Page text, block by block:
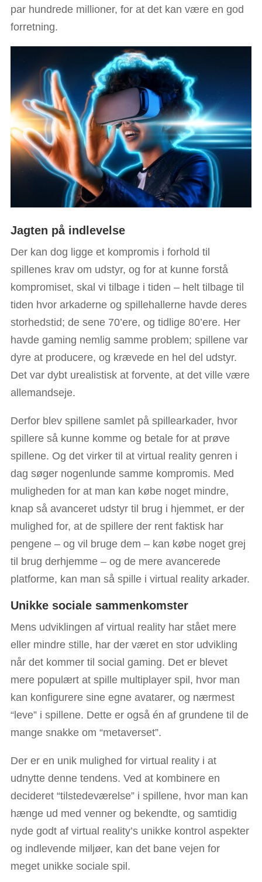
par hundrede millioner, for at det kan være en god
forretning.
Jagten på indlevelse
Der kan dog ligge et kompromis i forhold til
spillenes krav om udstyr, og for at kunne forstå
kompromiset, skal vi tilbage i tiden – helt tilbage til
tiden hvor arkaderne og spillehallerne havde deres
storhedstid; de sene 70’ere, og tidlige 80’ere. Her
havde gaming nemlig samme problem; spillene var
dyre at producere, og krævede en hel del udstyr.
Det var dybt urealistisk at forvente, at det ville være
allemandseje.
Derfor blev spillene samlet på spillearkader, hvor
spillere så kunne komme og betale for at prøve
spillene. Og det virker til at virtual reality genren i
dag søger nogenlunde samme kompromis. Med
muligheden for at man kan købe noget mindre,
knap så avanceret udstyr til brug i hjemmet, er der
mulighed for, at de spillere der rent faktisk har
pengene – og vil bruge dem – kan købe noget grej
til brug derhjemme – og de mere avancerede
platforme, kan man så spille i virtual reality arkader.
Unikke sociale sammenkomster
Mens udviklingen af virtual reality har stået mere
eller mindre stille, har der været en stor udvikling
når det kommer til social gaming. Det er blevet
mere populært at spille multiplayer spil, hvor man
kan konfigurere sine egne avatarer, og nærmest
“leve” i spillene. Dette er også én af grundene til de
mange snakke om “metaverset”.
Der er en unik mulighed for virtual reality i at
udnytte denne tendens. Ved at kombinere en
decideret “tilstedeværelse” i spillene, hvor man kan
hænge ud med venner og bekendte, og samtidig
nyde godt af virtual reality’s unikke kontrol aspekter
og indlevende miljøer, kan det bane vejen for
meget unikke sociale spil.